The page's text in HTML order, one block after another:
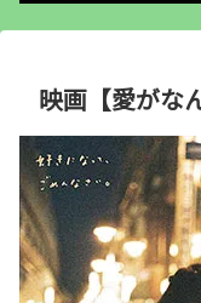
映画【愛がな